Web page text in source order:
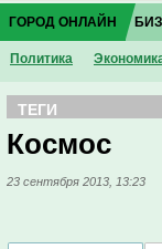
ГОРОД ОНЛАЙН
Политика
ТЕГИ
Космос
23 сентября 2013, 13:23